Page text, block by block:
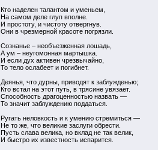
Кто наделен талантом и уменьем,
На самом деле глуп вполне.
И простоту, и чистоту отвергнув.
Они в чрезмерной красоте погрязли.
Сознанье – необъезженная лошадь,
А ум – неугомонная мартышка.
И если дух активен чрезвычайно,
То тело ослабеет и погибнет.
Деянья, что дурны, приводят к заблужденью;
Кто встал на этот путь, в трясине увязает.
Способность драгоценностью назвать —
То значит заблуждению поддаться.
Ругать неловкость и к умению стремиться —
Не то же, что великие заслуги обрести.
Пусть слава велика, но вклад не так велик,
И быстро их известность испарится.